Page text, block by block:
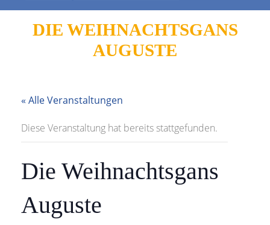
DIE WEIHNACHTSGANS
AUGUSTE
« Alle Veranstaltungen
Diese Veranstaltung hat bereits stattgefunden.
Die Weihnachtsgans
Auguste